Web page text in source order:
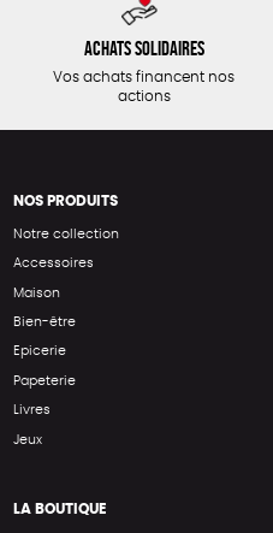
Achats solidaires
Vos achats financent nos
actions
NOS PRODUITS
Notre collection
Accessoires
Maison
Bien-être
Epicerie
Papeterie
Livres
Jeux
LA BOUTIQUE